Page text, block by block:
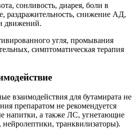
сонливость, диарея, боли в
раздражительность, снижение АД,
движений.
угля, промывания
симптоматическая терапия
взаимодействия для бутамирата не
препаратом не рекомендуется
напитки, а также ЛС, угнетающие
транквилизаторы).